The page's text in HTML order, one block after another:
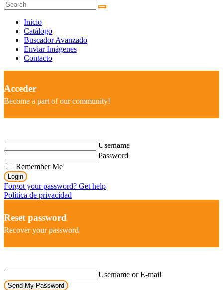
Inicio
Catálogo
Buscador Avanzado
Enviar Imágenes
Contacto
Acceder
Become a part of our community!
Username
Password
Remember Me
Login
Forgot your password? Get help
Política de privacidad
Reset password
Recover your password
Username or E-mail
Send My Password